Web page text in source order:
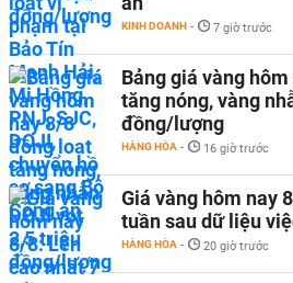
KINH DOANH - 7 giờ trước
Bảng giá vàng
tăng nóng, vàng
đồng/lượng
HÀNG HÓA - 16 giờ trước
Giá vàng hôm nay
tuần sau dữ liệu
HÀNG HÓA - 20 giờ trước